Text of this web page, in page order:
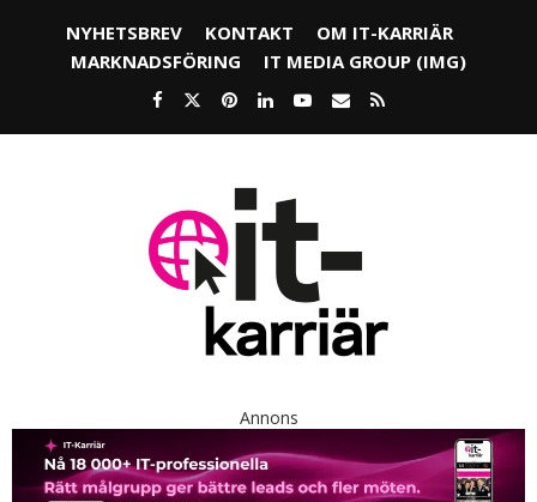
NYHETSBREV KONTAKT
OM IT-KARRIÄR
MARKNADSFÖRING
IT MEDIA GROUP (IMG)
Annons